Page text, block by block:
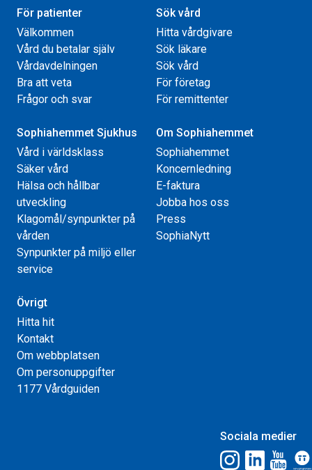
För patienter
Välkommen
Vård du betalar själv
Vårdavdelningen
Bra att veta
Frågor och svar
Sök vård
Hitta vårdgivare
Sök läkare
Sök vård
För företag
För remittenter
Sophiahemmet Sjukhus
Vård i världsklass
Säker vård
Hälsa och hållbar
utveckling
Klagomål/synpunkter på
vården
Synpunkter på miljö eller
service
Om Sophiahemmet
Sophiahemmet
Koncernledning
E-faktura
Jobba hos oss
Press
SophiaNytt
Övrigt
Hitta hit
Kontakt
Om webbplatsen
Om personuppgifter
1177 Vårdguiden
Sociala medier